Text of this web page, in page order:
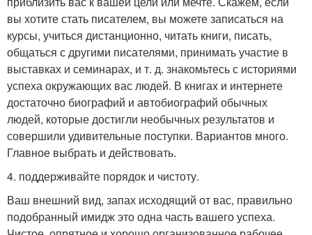
вы хотите стать писателем, вы можете записаться на
курсы, учиться дистанционно, читать книги, писать,
общаться с другими писателями, принимать участие в
выставках и семинарах, и т. д. знакомьтесь с историями
успеха окружающих вас людей. В книгах и интернете
достаточно биографий и автобиографий обычных
людей, которые достигли необычных результатов и
совершили удивительные поступки. Вариантов много.
Главное выбрать и действовать.
4. поддерживайте порядок и чистоту.
Ваш внешний вид, запах исходящий от вас, правильно
подобранный имидж это одна часть вашего успеха.